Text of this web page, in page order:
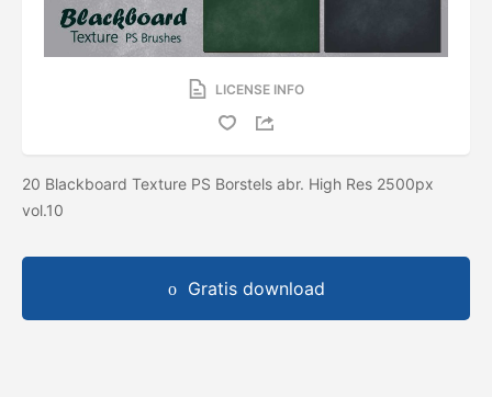
LICENSE INFO
20 Blackboard Texture PS Borstels abr. High Res 2500px
vol.10
Gratis download